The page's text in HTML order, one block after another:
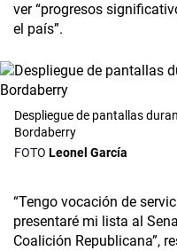
ver “progresos
el país”.
Despliegue de pantallas
Bordaberry
Leonel García
“Tengo vocación de
presentaré mi lista al
Coalición Republicana”,